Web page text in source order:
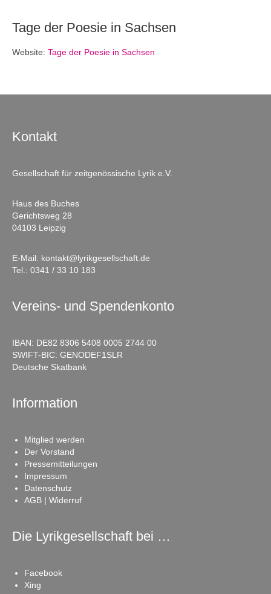
Tage der Poesie in Sachsen
Website: Tage der Poesie in Sachsen
Kontakt
Gesellschaft für zeitgenössische Lyrik e.V.
Haus des Buches
Gerichtsweg 28
04103 Leipzig
E-Mail: kontakt@lyrikgesellschaft.de
Tel.: 0341 / 33 10 183
Vereins- und Spendenkonto
IBAN: DE82 8306 5408 0005 2744 00
SWIFT-BIC: GENODEF1SLR
Deutsche Skatbank
Information
Mitglied werden
Der Vorstand
Pressemitteilungen
Impressum
Datenschutz
AGB | Widerruf
Die Lyrikgesellschaft bei …
Facebook
Xing